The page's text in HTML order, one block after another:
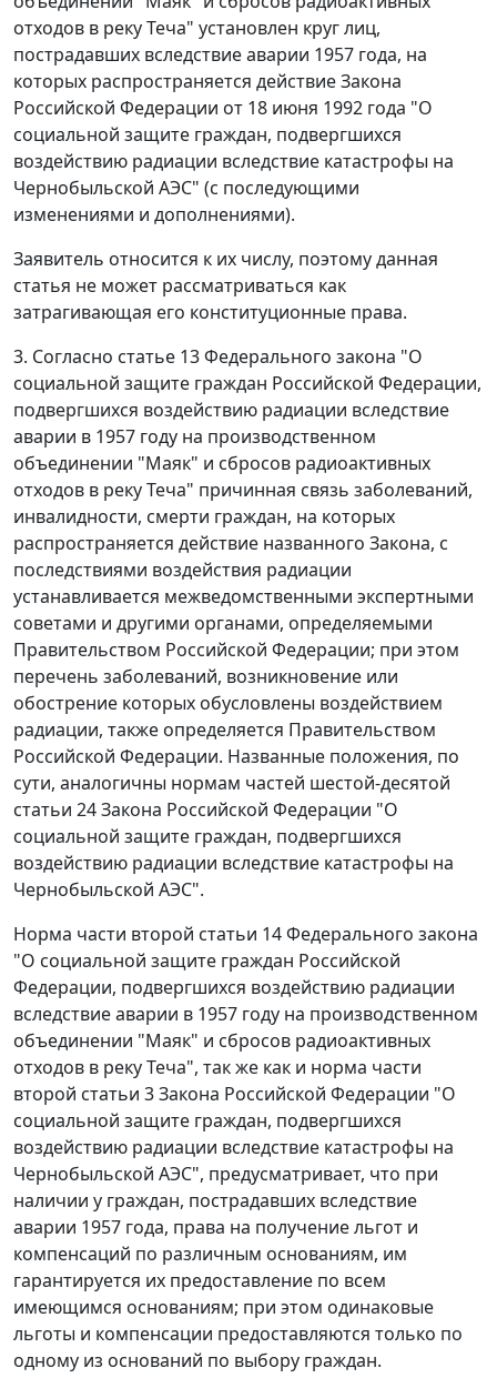
отходов в реку Теча" установлен круг лиц,
пострадавших вследствие аварии 1957 года, на
которых распространяется действиеЗакона
Российской Федерации от 18 июня 1992 года "О
социальной защите граждан, подвергшихся
воздействию радиации вследствие катастрофы на
Чернобыльской АЭС" (с последующими
изменениями и дополнениями).
Заявитель относится к их числу, поэтому данная
статья не может рассматриваться как
затрагивающая его конституционные права.
3. Согласно статье 13Федерального закона "О
социальной защите граждан Российской Федерации,
подвергшихся воздействию радиации вследствие
аварии в 1957 году на производственном
объединении "Маяк" и сбросов радиоактивных
отходов в реку Теча" причинная связь заболеваний,
инвалидности, смерти граждан, на которых
распространяется действие названного Закона, с
последствиями воздействия радиации
устанавливается межведомственными экспертными
советами и другими органами, определяемыми
Правительством Российской Федерации; при этом
перечень заболеваний, возникновение или
обострение которых обусловлены воздействием
радиации, также определяется Правительством
Российской Федерации. Названные положения, по
сути, аналогичны нормам частей шестой-десятой
статьи 24Закона Российской Федерации "О
социальной защите граждан, подвергшихся
воздействию радиации вследствие катастрофы на
Чернобыльской АЭС".
Норма части второй статьи 14Федерального закона
"О социальной защите граждан Российской
Федерации, подвергшихся воздействию радиации
вследствие аварии в 1957 году на производственном
объединении "Маяк" и сбросов радиоактивных
отходов в реку Теча", так же как и норма части
второй статьи 3Закона Российской Федерации "О
социальной защите граждан, подвергшихся
воздействию радиации вследствие катастрофы на
Чернобыльской АЭС", предусматривает, что при
наличии у граждан, пострадавших вследствие
аварии 1957 года, права на получение льгот и
компенсаций по различным основаниям, им
гарантируется их предоставление по всем
имеющимся основаниям; при этом одинаковые
льготы и компенсации предоставляются только по
одному из оснований по выбору граждан.